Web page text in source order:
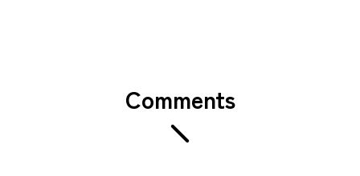
Comments